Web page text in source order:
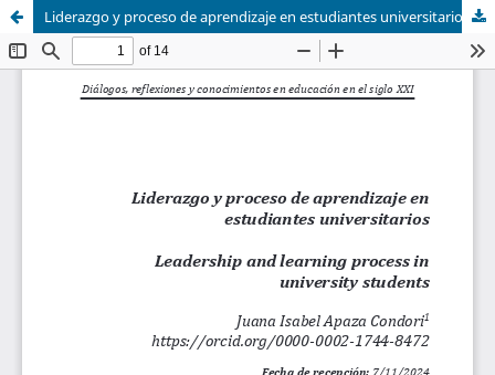
Liderazgo y proceso de aprendizaje en estudiantes universitarios